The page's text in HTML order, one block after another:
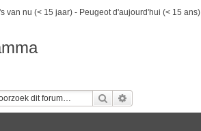
van nu (< 15 jaar) - Peugeot d'aujourd'hui (< 15 ans)
Zoek